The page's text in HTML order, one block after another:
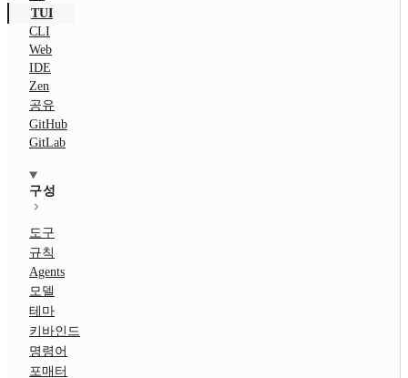
TUI
CLI
Web
IDE
Zen
공유
GitHub
GitLab
구성
도구
규칙
Agents
모델
테마
키바인드
명령어
포매터